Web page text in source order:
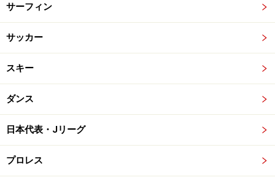
サーフィン
サッカー
スキー
ダンス
日本代表・Jリーグ
プロレス